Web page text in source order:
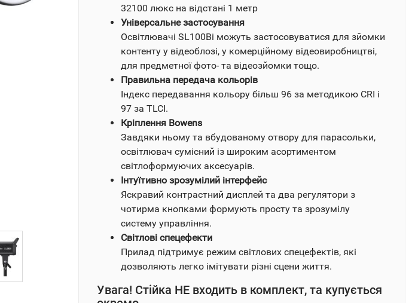
32100 люкс на відстані 1 метр
Універсальне застосування
Освітлювачі SL100Bi можуть застосовуватися для зйомки
контенту у відеоблозі, у комерційному відеовиробництві,
для предметної фото- та відеозйомки тощо.
Правильна передача кольорів
Індекс передавання кольору більш 96 за методикою CRI і
97 за TLCI.
Кріплення Bowens
Завдяки ньому та вбудованому отвору для парасольки,
освітлювач сумісний із широким асортиментом
світлоформуючих аксесуарів.
Інтуїтивно зрозумілий інтерфейс
Яскравий контрастний дисплей та два регулятори з
чотирма кнопками формують просту та зрозумілу
систему управління.
Світлові спецефекти
Прилад підтримує режим світлових спецефектів, які
дозволяють легко імітувати різні сцени життя.
Увага! Стійка НЕ входить в комплект, та купується